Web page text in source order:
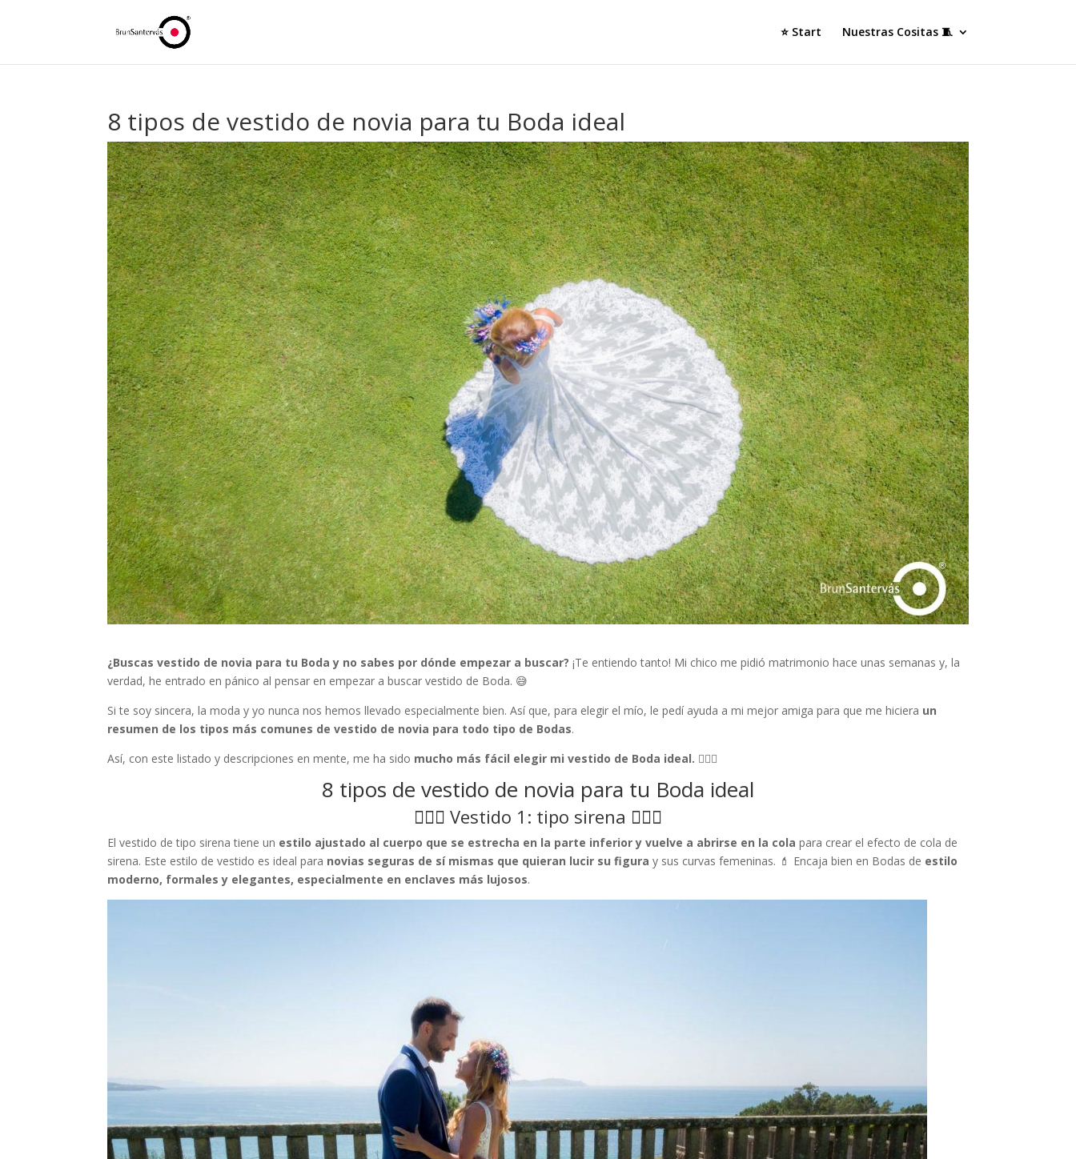
⭐ Start Nuestras Cositas 🧵
8 tipos de vestido de novia para tu Boda ideal
¿Buscas vestido de novia para tu Boda y no sabes por dónde empezar a buscar? ¡Te entiendo tanto! Mi chico me pidió matrimonio hace unas semanas y, la
verdad, he entrado en pánico al pensar en empezar a buscar vestido de Boda. 😅
Si te soy sincera, la moda y yo nunca nos hemos llevado especialmente bien. Así que, para elegir el mío, le pedí ayuda a mi mejor amiga para que me hiciera un
resumen de los tipos más comunes de vestido de novia para todo tipo de Bodas.
Así, con este listado y descripciones en mente, me ha sido mucho más fácil elegir mi vestido de Boda ideal. 👌🏼🥰
8 tipos de vestido de novia para tu Boda ideal
🧜🏼‍♀️ Vestido 1: tipo sirena 🧜🏼‍♀️
El vestido de tipo sirena tiene un estilo ajustado al cuerpo que se estrecha en la parte inferior y vuelve a abrirse en la colapara crear el efecto de cola de
sirena. Este estilo de vestido es ideal para novias seguras de sí mismas que quieran lucir su figura y sus curvas femeninas. 💄 Encaja bien en Bodas de estilo
moderno, formales y elegantes, especialmente en enclaves más lujosos.